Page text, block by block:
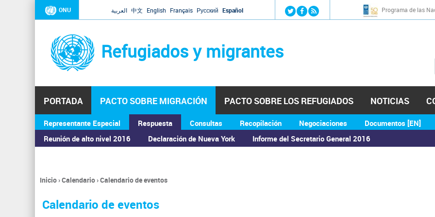
Jump to navigation
ONU العربية 中文 English Français Русский Español Programa de las
Refugiados y migrantes
PORTADA PACTO SOBRE MIGRACIÓN
Representante Especial
Respuesta
Reunión de alto nivel 2016
Declaración de Nueva York Informe del Secretario General 2016
Consultas Recopilación Negociaciones Documentos [EN]
PACTO SOBRE LOS REFUGIADOS NOTICIAS
ASAMBLEA GENERAL
Se
encuentra
usted
Inicio›Calendario›Calendario de eventos
Calendario de eventos